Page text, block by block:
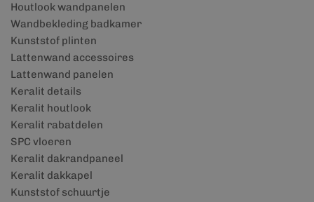
Houtlook wandpanelen
Wandbekleding badkamer
Kunststof plinten
Lattenwand accessoires
Lattenwand panelen
Keralit details
Keralit houtlook
Keralit rabatdelen
SPC vloeren
Keralit dakrandpaneel
Keralit dakkapel
Kunststof schuurtje